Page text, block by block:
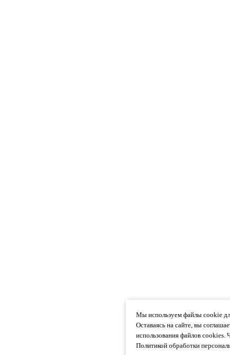
Мы используем файлы cookie
Оставаясь на сайте, вы
использования файлов cookies.
Политикой обработки